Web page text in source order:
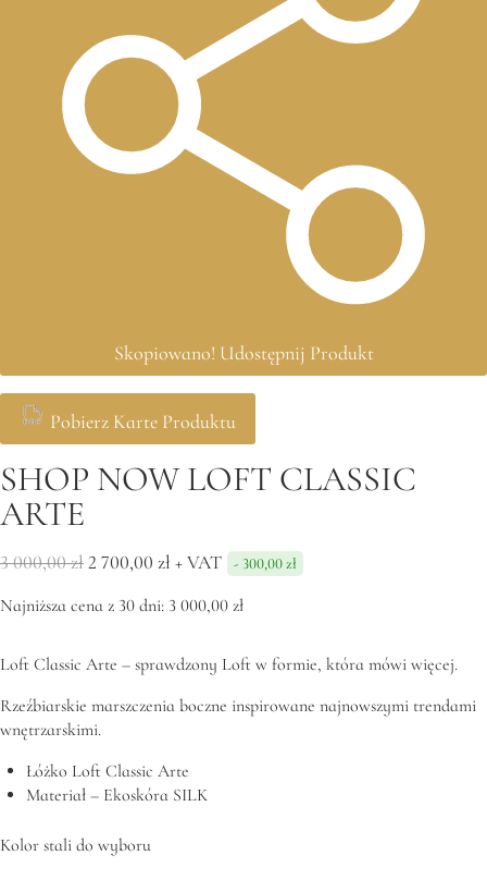
Skopiowano! Udostępnij Produkt
Pobierz Karte Produktu
SHOP NOW LOFT CLASSIC
ARTE
3 000,00złPierwotna
wynosiła:
000,00 zł.
2 700,00 zł Aktualna
wynosi:
700,00 zł.
+ VAT - 300,00zł
Najniższa cena z 30 dni: 3 000,00 zł
Loft Classic Arte – sprawdzony Loft w formie, która mówi więcej.
Rzeźbiarskie marszczenia boczne inspirowane najnowszymi trendami
wnętrzarskimi.
Łóżko Loft Classic Arte
Materiał – Ekoskóra SILK
Kolor stali do wyboru